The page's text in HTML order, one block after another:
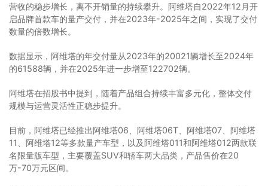
营收的稳步增长，离不开销量的持续攀升。阿维塔自2022年12月开
启品牌首款车的量产交付，并在2023年-2025年之间，实现了交付
数量的倍数增长。
数据显示，阿维塔的年交付量从2023年的20021辆增长至2024年
的61588辆，并在2025年进一步增至122702辆。
阿维塔在招股书中提到，随着产品组合持续丰富多元化，整体交付
规模与运营灵活性正稳步提升。
目前，阿维塔已经推出阿维塔06、阿维塔06T、阿维塔07、阿维塔
11、阿维塔12等多款量产车型，以及阿维塔011和阿维塔012两款联
名限量版车型，主要覆盖SUV和轿车两大品类，产品售价在20
万-70万元区间。